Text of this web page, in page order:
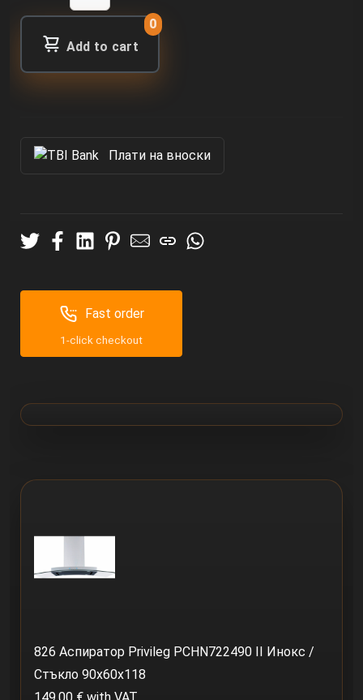
Add to cart
0
Πлати на вноски
Fast order
1-click checkout
826 Аспиратор Privileg PCHN722490 II Инокс /
Стъкло 90x60x118